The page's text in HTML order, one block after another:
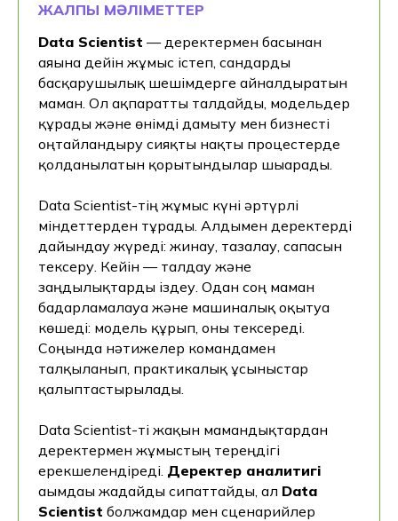
ЖАЛПЫ МӘЛІМЕТТЕР
Data Scientist — деректермен басынан
аяғына дейін жұмыс істеп, сандарды
басқарушылық шешімдерге айналдыратын
маман. Ол ақпаратты талдайды, модельдер
құрады және өнімді дамыту мен бизнесті
оңтайландыру сияқты нақты процестерде
қолданылатын қорытындылар шығарады.
Data Scientist-тің жұмыс күні әртүрлі
міндеттерден тұрады. Алдымен деректерді
дайындау жүреді: жинау, тазалау, сапасын
тексеру. Кейін — талдау және
заңдылықтарды іздеу. Одан соң маман
бағдарламалауға және машиналық оқытуға
көшеді: модель құрып, оны тексереді.
Соңында нәтижелер командамен
талқыланып, практикалық ұсыныстар
қалыптастырылады.
Data Scientist-ті жақын мамандықтардан
деректермен жұмыстың тереңдігі
ерекшелендіреді. Деректер аналитигі
ағымдағы жағдайды сипаттайды, ал Data
Scientist болжамдар мен сценарийлер